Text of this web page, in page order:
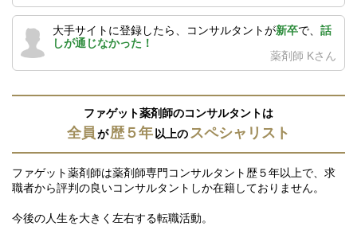
大手サイトに登録したら、コンサルタントが新卒で、 話
しが通じなかった！
薬剤師 Kさん
ファゲット薬剤師のコンサルタントは
全員が歴５年以上のスペシャリスト
ファゲット薬剤師は薬剤師専門コンサルタント歴５年以上で、求
職者から評判の良いコンサルタントしか在籍しておりません。
今後の人生を大きく左右する転職活動。